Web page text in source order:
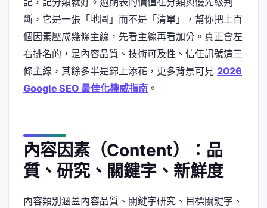
斷，它是一張「地圖」而不是「清單」，幫你把上百
個因素壓成幾條主線，先看主線再看加分。真正會左
右排名的，是內容品質、技術可及性、信任訊號這三
條主線，其餘多半是錦上添花，更多背景可見 2026
Google SEO 最佳化權威指南 。
內容因素（Content）：品
質、研究、關鍵字、新鮮度
內容類別涵蓋內容品質、關鍵字研究、目標關鍵字、